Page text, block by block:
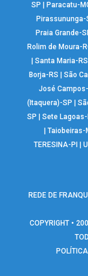
SP
Paracatu-
Pirassununga-
Praia Grande-
Rolim de Moura-
|Santa Maria-RS
Borja-RS
|São
José
(Itaquera)-SP
|
SP
|Sete Lagoas-
Taiobeiras-
TERESINA-PI
|
REDE DE
COPYRIGHT •